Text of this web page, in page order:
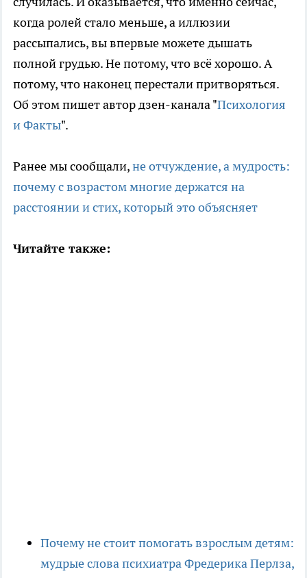
когда ролей стало меньше, а иллюзии
рассыпались, вы впервые можете дышать
полной грудью. Не потому, что всё хорошо. А
потому, что наконец перестали притворяться.
Об этом пишет автор дзен-канала "Психология
и Факты".
Ранее мы сообщали,не отчуждение, а мудрость:
почему с возрастом многие держатся на
расстоянии и стих, который это объясняет
Читайте также:
Почему не стоит помогать взрослым детям:
мудрые слова психиатра Фредерика Перлза,